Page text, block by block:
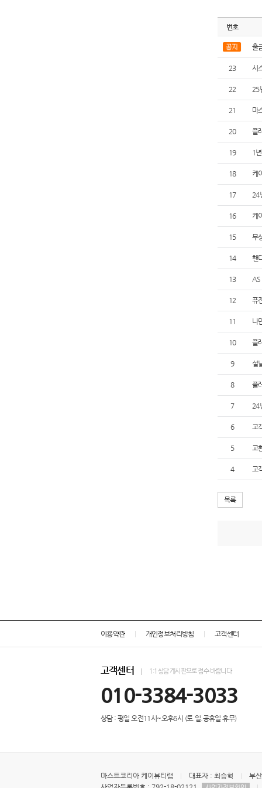
번호
출
23 시
22 25
21 마
20 플
19 1
18 케
17 24
16 케
15 무
14 핸
13 AS
12 퓨
11 나
10 플
9 설
8 플
7 24
6 고
5 교
4 고
목록
이용약관 개인정보처리방침 고객센터
고객센터 1:1상담 게시판으로 접수 바랍니다
010-3384-3033
상담 : 평일 오전11시~오후6시 (토.일.공휴일 휴무)
마스트코리아 케이뷰티랩 대표자 : 최승혁
부